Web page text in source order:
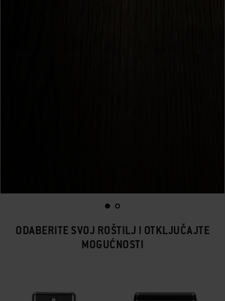
ODABERITE SVOJ ROŠTILJ I OTKLJUČAJTE
MOGUĆNOSTI